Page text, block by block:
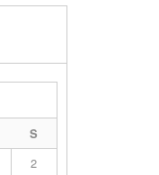
S
2